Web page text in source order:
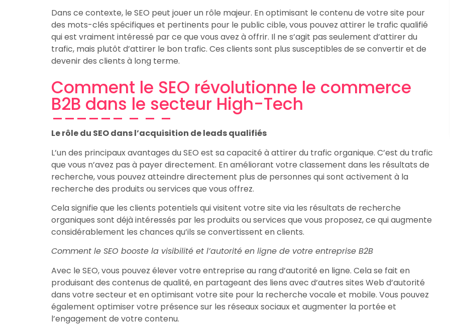
Dans ce contexte, le SEO peut jouer un rôle majeur. En optimisant le contenu de votre site pour
des mots-clés spécifiques et pertinents pour le public cible, vous pouvez attirer le trafic qualifié
qui est vraiment intéressé par ce que vous avez à offrir. Il ne s’agit pas seulement d’attirer du
trafic, mais plutôt d’attirer le bon trafic. Ces clients sont plus susceptibles de se convertir et de
devenir des clients à long terme.
Comment le SEO révolutionne le commerce
B2B dans le secteur High-Tech
Le rôle du SEO dans l’acquisition de leads qualifiés
L’un des principaux avantages du SEO est sa capacité à attirer du trafic organique. C’est du trafic
que vous n’avez pas à payer directement. En améliorant votre classement dans les résultats de
recherche, vous pouvez atteindre directement plus de personnes qui sont activement à la
recherche des produits ou services que vous offrez.
Cela signifie que les clients potentiels qui visitent votre site via les résultats de recherche
organiques sont déjà intéressés par les produits ou services que vous proposez, ce qui augmente
considérablement les chances qu’ils se convertissent en clients.
Comment le SEO booste la visibilité et l’autorité en ligne de votre entreprise B2B
Avec le SEO, vous pouvez élever votre entreprise au rang d’autorité en ligne. Cela se fait en
produisant des contenus de qualité, en partageant des liens avec d’autres sites Web d’autorité
dans votre secteur et en optimisant votre site pour la recherche vocale et mobile. Vous pouvez
également optimiser votre présence sur les réseaux sociaux et augmenter la portée et
l’engagement de votre contenu.